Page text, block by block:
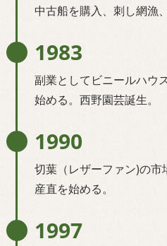
中古船を購入、刺し網漁
1983
副業としてビニールハウ
始める。西野園芸誕生。
1990
切葉（レザーファン)の市
産直を始める。
1997